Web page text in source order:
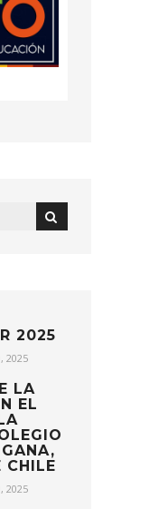
2025
2025
LA
EL
CHILE
2025